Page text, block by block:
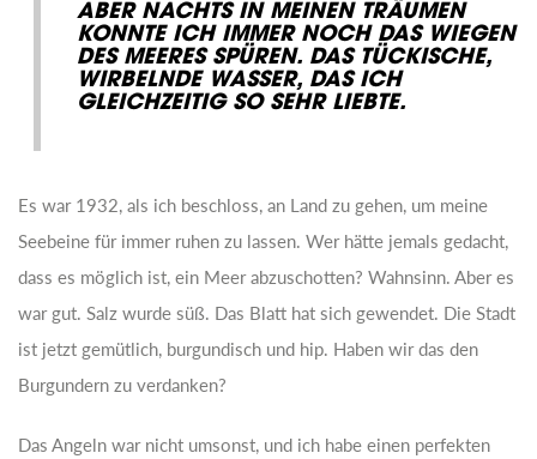
ABER NACHTS IN MEINEN TRÄUMEN
KONNTE ICH IMMER NOCH DAS WIEGEN
DES MEERES SPÜREN. DAS TÜCKISCHE,
WIRBELNDE WASSER, DAS ICH
GLEICHZEITIG SO SEHR LIEBTE.
Es war 1932, als ich beschloss, an Land zu gehen, um meine
Seebeine für immer ruhen zu lassen. Wer hätte jemals gedacht,
dass es möglich ist, ein Meer abzuschotten? Wahnsinn. Aber es
war gut. Salz wurde süß. Das Blatt hat sich gewendet. Die Stadt
ist jetzt gemütlich, burgundisch und hip. Haben wir das den
Burgundern zu verdanken?
Das Angeln war nicht umsonst, und ich habe einen perfekten